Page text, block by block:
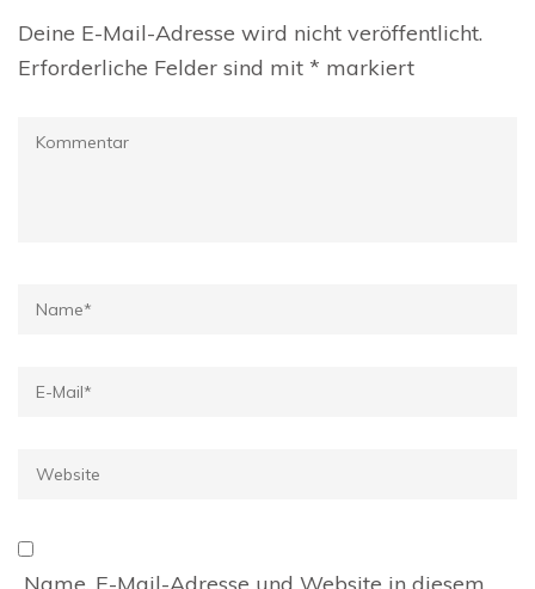
Deine E-Mail-Adresse wird nicht veröffentlicht.
Erforderliche Felder sind mit * markiert
Kommentar
Name*
E-
Website